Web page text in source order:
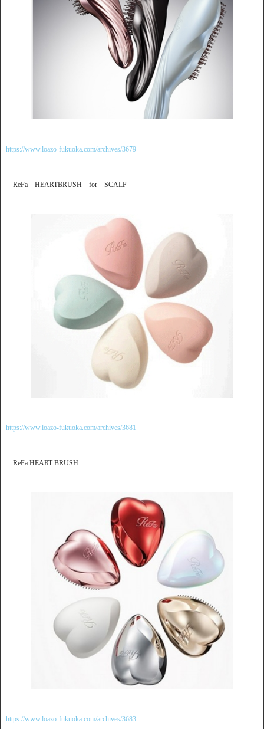
https://www.loazo-fukuoka.com/archives/3679
ReFa HEARTBRUSH for SCALP
https://www.loazo-fukuoka.com/archives/3681
ReFa HEART BRUSH
https://www.loazo-fukuoka.com/archives/3683